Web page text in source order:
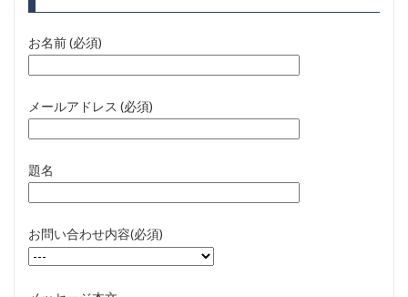
お名前 (必須)
メールアドレス (必須)
題名
お問い合わせ内容(必須)